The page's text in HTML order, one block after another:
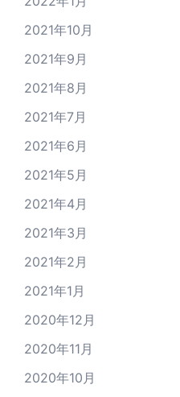
2021年10月
2021年9月
2021年8月
2021年7月
2021年6月
2021年5月
2021年4月
2021年3月
2021年2月
2021年1月
2020年12月
2020年11月
2020年10月